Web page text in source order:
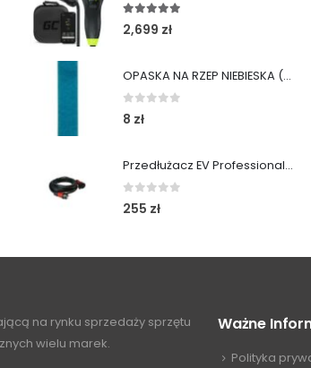
2,699 zł
OPASKA NA RZEP NIEBIESKA (1 SZT)
8 zł
Przedłużacz EV ProfessionalLINE IP54 10m ElectricMobility
255 zł
na rynku sprzedaży sprzętu
wielu marek.
Ważne
Polityka